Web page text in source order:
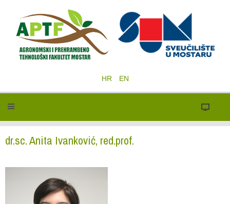
HR EN
dr.sc. Anita Ivanković, red.prof.